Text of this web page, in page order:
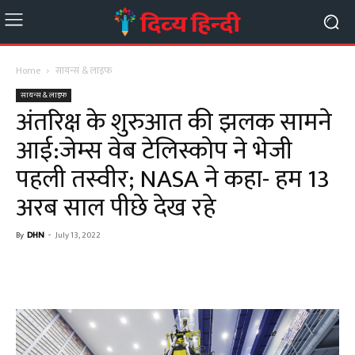
Home सायन्स & लाइफ
सायन्स & लाइफ
अंतरिक्ष के शुरुआत की झलक सामने
आई:जेम्‍स वेब टेलिस्कोप ने भेजी
पहली तस्‍वीर; NASA ने कहा- हम 13
अरब साल पीछे देख रहे
By DHN - July 13, 2022